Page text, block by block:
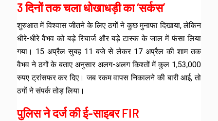
3 दिनों तक चला धोखाधड़ी का ‘सर्कस’
शुरुआत में विश्वास जीतने के लिए ठगों ने कुछ मुनाफा दिखाया, लेकिन
धीरे-धीरे वैभव को बड़े रिचार्ज और बड़े टास्क के जाल में फंसा लिया
गया। 15 अप्रैल सुबह 11 बजे से लेकर 17 अप्रैल की शाम तक
वैभव ने ठगों के बताए अनुसार अलग-अलग किश्तों में कुल 1,53,000
रुपए ट्रांसफर कर दिए। जब रकम वापस निकालने की बारी आई, तो
ठगों ने संपर्क तोड़ लिया।
पुलिस ने दर्ज की ई-साइबर FIR